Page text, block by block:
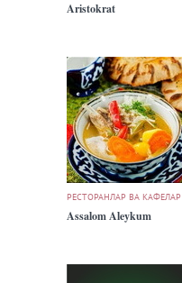
Aristokrat
РЕСТОРАНЛАР ВА КАФЕЛАР
Assalom Aleykum